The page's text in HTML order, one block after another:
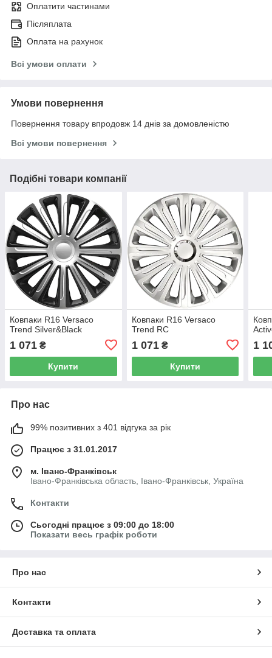
Оплатити частинами
Післяплата
Оплата на рахунок
Всі умови оплати
Умови повернення
Повернення товару впродовж 14 днів за домовленістю
Всі умови повернення
Подібні товари компанії
Ковпаки R16 Versaco
Trend Silver&Black
1 071 ₴
Купити
Ковпаки R16 Versaco
Trend RC
1 071₴
Купити
1
Про нас
99% позитивних з 401 відгука за рік
Працює з 31.01.2017
м. Івано-Франківськ
Івано-Франківська область, Івано-Франківськ, Україна
Контакти
Сьогодні працює з 09:00 до 18:00
Показати весь графік роботи
Про нас
Контакти
Доставка та оплата